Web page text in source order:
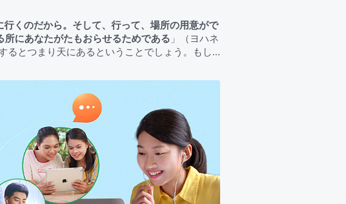
れている。明らかに聖書と矛盾しています。主
から主が受肉して戻るなんて有りえない。あな
連れていかれるのを待っていれば、間違いな
くのだから。そして、行って、場所の用意がで
にあなたがたもおらせるためである 」（ヨハネ
とつまり天にあるということでしょう。もし
です？ 天国は地上にあるのですかそれとも天